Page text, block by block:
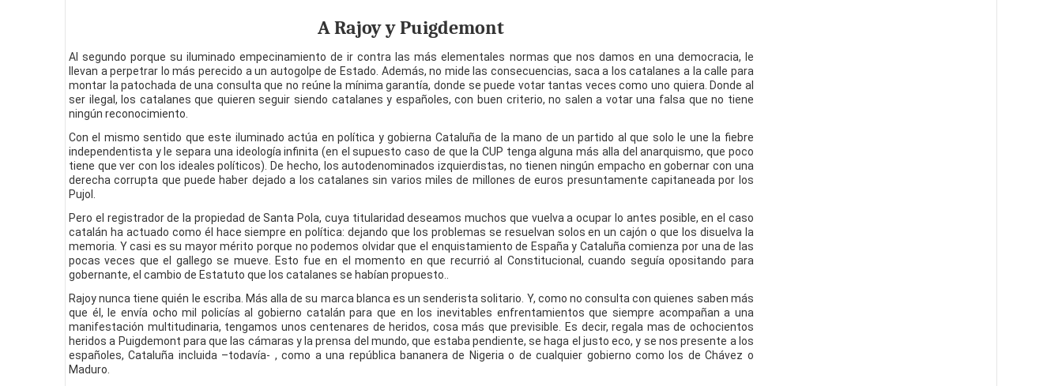
A Rajoy y Puigdemont
Al segundo porque su iluminado empecinamiento de ir contra las más elementales normas que nos damos en una democracia, le
llevan a perpetrar lo más perecido a un autogolpe de Estado. Además, no mide las consecuencias, saca a los catalanes a la calle para
montar la patochada de una consulta que no reúne la mínima garantía, donde se puede votar tantas veces como uno quiera. Donde al
ser ilegal, los catalanes que quieren seguir siendo catalanes y españoles, con buen criterio, no salen a votar una falsa que no tiene
ningún reconocimiento.
Con el mismo sentido que este iluminado actúa en política y gobierna Cataluña de la mano de un partido al que solo le une la fiebre
independentista y le separa una ideología infinita (en el supuesto caso de que la CUP tenga alguna más alla del anarquismo, que poco
tiene que ver con los ideales políticos). De hecho, los autodenominados izquierdistas, no tienen ningún empacho en gobernar con una
derecha corrupta que puede haber dejado a los catalanes sin varios miles de millones de euros presuntamente capitaneada por los
Pujol.
Pero el registrador de la propiedad de Santa Pola, cuya titularidad deseamos muchos que vuelva a ocupar lo antes posible, en el caso
catalán ha actuado como él hace siempre en política: dejando que los problemas se resuelvan solos en un cajón o que los disuelva la
memoria. Y casi es su mayor mérito porque no podemos olvidar que el enquistamiento de España y Cataluña comienza por una de las
pocas veces que el gallego se mueve. Esto fue en el momento en que recurrió al Constitucional, cuando seguía opositando para
gobernante, el cambio de Estatuto que los catalanes se habían propuesto..
Rajoy nunca tiene quién le escriba. Más alla de su marca blanca es un senderista solitario. Y, como no consulta con quienes saben más
que él, le envía ocho mil policías al gobierno catalán para que en los inevitables enfrentamientos que siempre acompañan a una
manifestación multitudinaria, tengamos unos centenares de heridos, cosa más que previsible. Es decir, regala mas de ochocientos
heridos a Puigdemont para que las cámaras y la prensa del mundo, que estaba pendiente, se haga el justo eco, y se nos presente a los
españoles, Cataluña incluida –todavía- , como a una república bananera de Nigeria o de cualquier gobierno como los de Chávez o
Maduro.